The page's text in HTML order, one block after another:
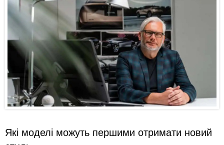
Які моделі можуть першими отримати новий